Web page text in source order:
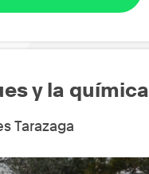
y la química
Tarazaga